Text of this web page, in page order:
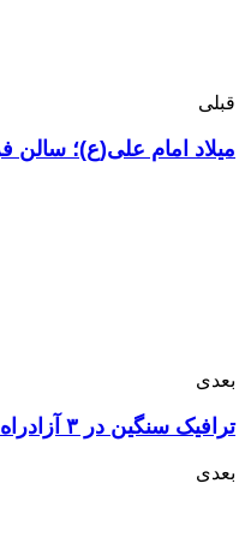
قبلی
میلاد امام علی(ع)؛ سالن
بعدی
ترافیک سنگین در ۳ آزادراه کشور
بعدی